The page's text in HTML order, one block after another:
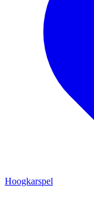
Hoogkarspel